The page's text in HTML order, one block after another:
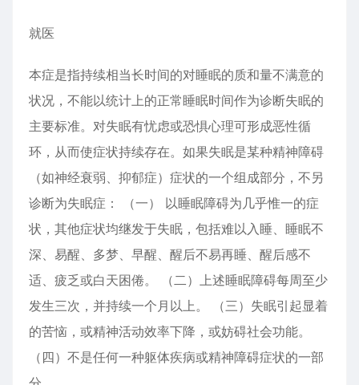
就医
本症是指持续相当长时间的对睡眠的质和量不满意的
状况，不能以统计上的正常睡眠时间作为诊断失眠的
主要标准。对失眠有忧虑或恐惧心理可形成恶性循
环，从而使症状持续存在。如果失眠是某种精神障碍
（如神经衰弱、抑郁症）症状的一个组成部分，不另
诊断为失眠症： （一） 以睡眠障碍为几乎惟一的症
状，其他症状均继发于失眠，包括难以入睡、睡眠不
深、易醒、多梦、早醒、醒后不易再睡、醒后感不
适、疲乏或白天困倦。 （二）上述睡眠障碍每周至少
发生三次，并持续一个月以上。 （三）失眠引起显着
的苦恼，或精神活动效率下降，或妨碍社会功能。
（四）不是任何一种躯体疾病或精神障碍症状的一部